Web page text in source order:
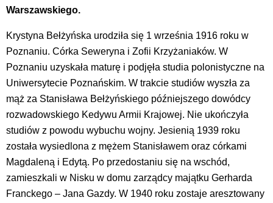
Warszawskiego.
Krystyna Bełżyńska urodziła się 1 września 1916 roku w
Poznaniu. Córka Seweryna i Zofii Krzyżaniaków. W
Poznaniu uzyskała maturę i podjęła studia polonistyczne na
Uniwersytecie Poznańskim. W trakcie studiów wyszła za
mąż za Stanisława Bełżyńskiego późniejszego dowódcy
rozwadowskiego Kedywu Armii Krajowej. Nie ukończyła
studiów z powodu wybuchu wojny. Jesienią 1939 roku
została wysiedlona z mężem Stanisławem oraz córkami
Magdaleną i Edytą. Po przedostaniu się na wschód,
zamieszkali w Nisku w domu zarządcy majątku Gerharda
Franckego – Jana Gazdy. W 1940 roku zostaje aresztowany